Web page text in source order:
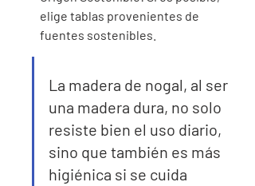
elige tablas provenientes de
fuentes sostenibles.
La madera de nogal, al ser
una madera dura, no solo
resiste bien el uso diario,
sino que también es más
higiénica si se cuida